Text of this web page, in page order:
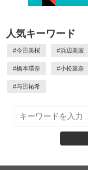
人気キーワード
#今田美桜 #浜辺美波
#橋本環奈 #小松菜奈
#与田祐希